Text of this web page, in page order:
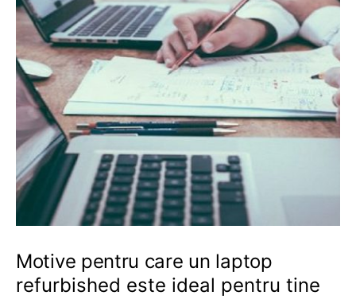
Motive pentru care un laptop
refurbished este ideal pentru tine